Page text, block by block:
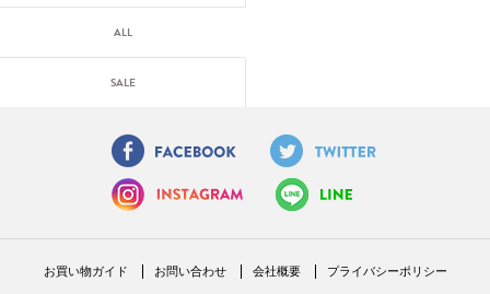
ALL
SALE
お買い物ガイド お問い合わせ 会社概要 プライバシーポリシー